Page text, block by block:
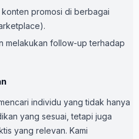
promosi di berbagai
melakukan follow-up terhadap
individu yang tidak hanya
yang sesuai, tetapi juga
yang relevan. Kami